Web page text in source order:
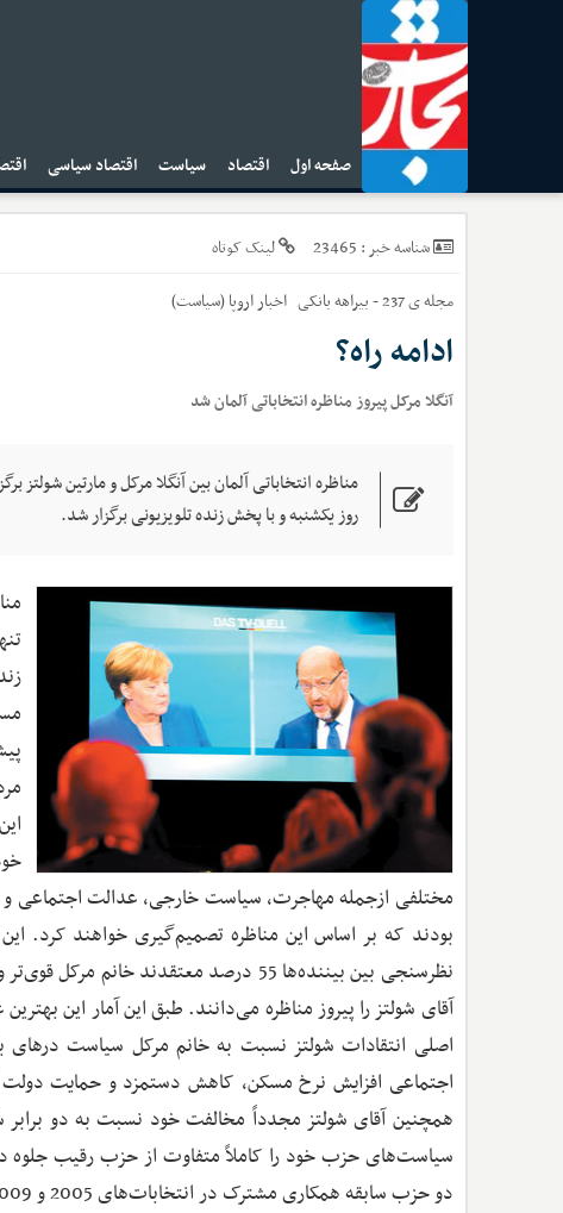
صفحه اول اقتصاد سیاست اقتصاد سیاسی
شناسه خبر : 23465
لینک کوتاه
مجله ی 237 - بیراهه بانکی
اخباراروپا (سیاست)
ادامه راه؟
آنگلا مرکل پیروز مناظره انتخاباتی آلمان شد
روز یکشنبه و با پخش زنده تلویزیونی برگزار شد.
مختلفی ازجمله مهاجرت، سیاست خارجی، عدالت اجتماعی و
بودند که بر اساس این مناظره تصمیم‌گیری خواهند کرد.
اصلی انتقادات شولتز نسبت به خانم مرکل سیاست
اجتماعی افزایش نرخ مسکن، کاهش دستمزد و حمایت دولت
همچنین آقای شولتز مجدداً مخالفت خود نسبت به دو برابر
سیاست‌های حزب خود را کاملاً متفاوت از حزب رقیب جلوه
دو حزب سابقه همکاری مشترک در انتخابات‌های 2005 و 2009 را نیز دارند.